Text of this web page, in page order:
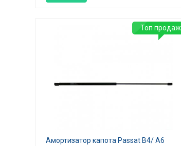
Амортизатор капота Passat B4/ A6
Топ продаж